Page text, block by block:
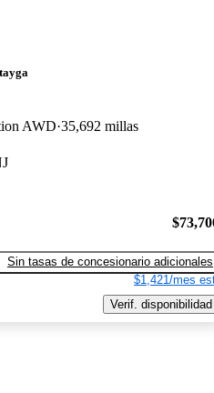
AWD 35,692 millas
Sin tasas de concesionario adicionales
$1,421/mes
Verif. disponibilidad